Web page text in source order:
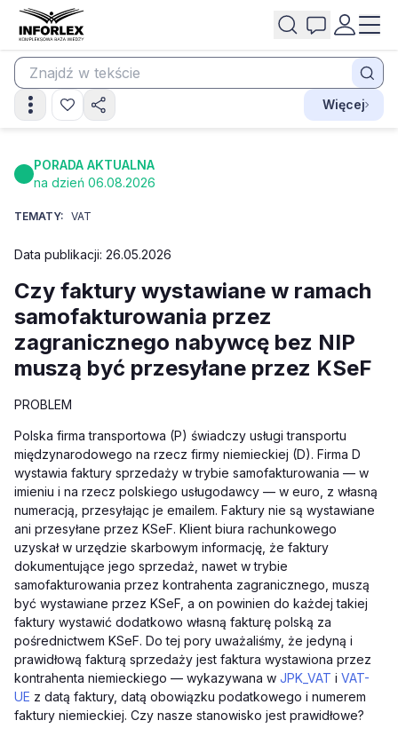
Więcej
PORADA AKTUALNA
na dzień 06.08.2026
TEMATY: VAT
Data publikacji: 26.05.2026
Czy faktury wystawiane w ramach
samofakturowania przez
zagranicznego nabywcę bez NIP
muszą być przesyłane przez KSeF
PROBLEM
Polska firma transportowa (P) świadczy usługi transportu
międzynarodowego na rzecz firmy niemieckiej (D). Firma D
wystawia faktury sprzedaży w trybie samofakturowania — w
imieniu i na rzecz polskiego usługodawcy — w euro, z własną
numeracją, przesyłając je emailem. Faktury nie są wystawiane
ani przesyłane przez KSeF. Klient biura rachunkowego
uzyskał w urzędzie skarbowym informację, że faktury
dokumentujące jego sprzedaż, nawet w trybie
samofakturowania przez kontrahenta zagranicznego, muszą
być wystawiane przez KSeF, a on powinien do każdej takiej
faktury wystawić dodatkowo własną fakturę polską za
pośrednictwem KSeF. Do tej pory uważaliśmy, że jedyną i
prawidłową fakturą sprzedaży jest faktura wystawiona przez
kontrahenta niemieckiego — wykazywana w JPK_VAT i VAT-
UE z datą faktury, datą obowiązku podatkowego i numerem
faktury niemieckiej. Czy nasze stanowisko jest prawidłowe?